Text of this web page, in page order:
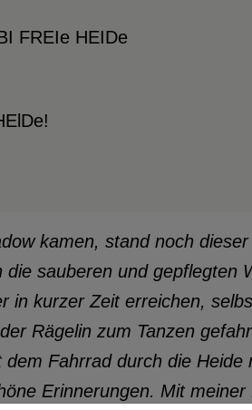
FREIe HEIDe
kamen, stand noch
sauberen und gepflegten
in kurzer Zeit erreichen,
Rägelin zum Tanzen
Fahrrad durch die Heide
Erinnerungen. Mit